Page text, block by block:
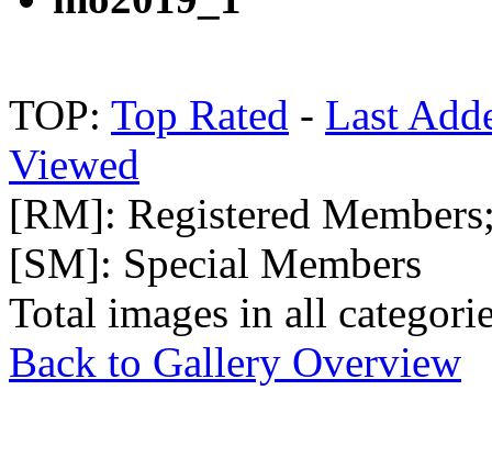
TOP: Top Rated - Last
Viewed
[RM]: Registered
[SM]: Special Members
Total images in all
Back to Gallery Overview